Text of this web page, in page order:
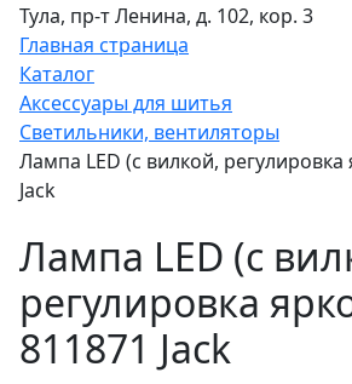
Тула, пр-т Ленина, д. 102, кор. 3
Главная страница
Каталог
Аксессуары для шитья
Светильники, вентиляторы
Лампа LED (с вилкой, регулировка
Jack
Лампа LED (с
регулировка
811871 Jack